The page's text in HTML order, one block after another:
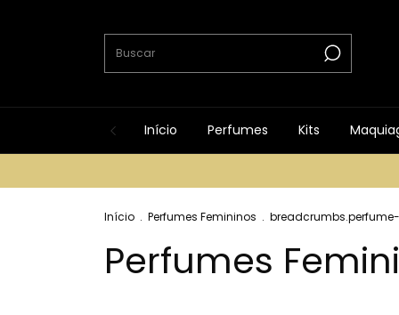
Início Perfumes Kits
Início . Perfumes Femininos .
Perfumes